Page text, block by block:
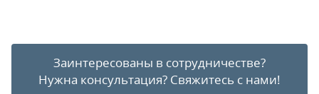
Заинтересованы в сотрудничестве?
Нужна консультация? Свяжитесь с нами!